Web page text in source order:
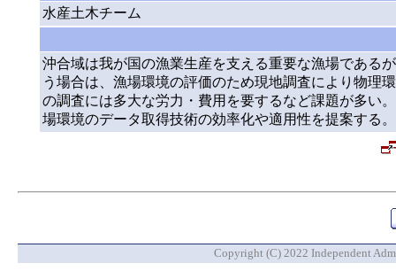
水産土木チーム
沖合域は我が国の漁業生産を支える重要な漁場である
う場合は、漁場環境の評価のため現地調査により物理
の調査には多大な労力・費用を要するなど課題が多い
場環境のデータ取得技術の効率化や適用性を提案する。
Copyright (C) 2022 Independent